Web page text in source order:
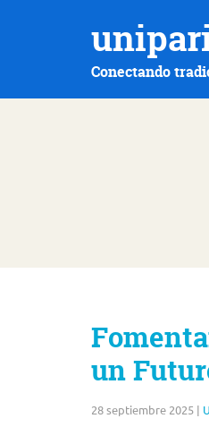
Conectando
un
28 septiembre 2025 |